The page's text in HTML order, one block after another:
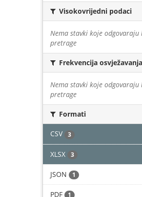
Visokovrijedni podaci
Nema stavki koje
pretrage
Frekvencija
Nema stavki koje
pretrage
Formati
CSV 3
XLSX 3
JSON 1
PDF 1